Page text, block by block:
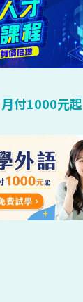
付1000元起